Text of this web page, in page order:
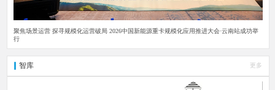
聚焦场景运营 探寻规模化运营破局 2026中国新能源重卡规模化应用推进大会·云南站成功举
行
智库 更多